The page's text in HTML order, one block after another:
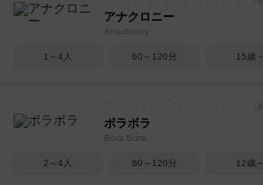
アナクロニー
Anachrony
1～4人 60～120分 15歳～
ボラボラ
Bora Bora
2～4人 60～120分 12歳～